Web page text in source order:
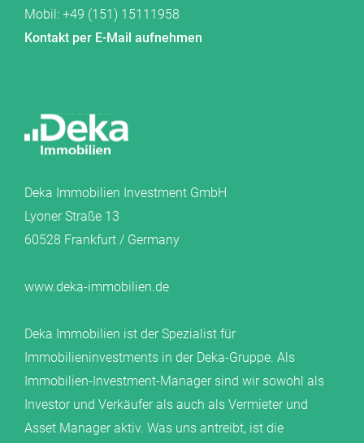
Mobil: +49 (151) 15111958
Kontakt per E-Mail aufnehmen
Deka Immobilien Investment GmbH
Lyoner Straße 13
60528 Frankfurt / Germany
www.deka-immobilien.de
Deka Immobilien ist der Spezialist für
Immobilieninvestments in der Deka-Gruppe. Als
Immobilien-Investment-Manager sind wir sowohl als
Investor und Verkäufer als auch als Vermieter und
Asset Manager aktiv. Was uns antreibt, ist die